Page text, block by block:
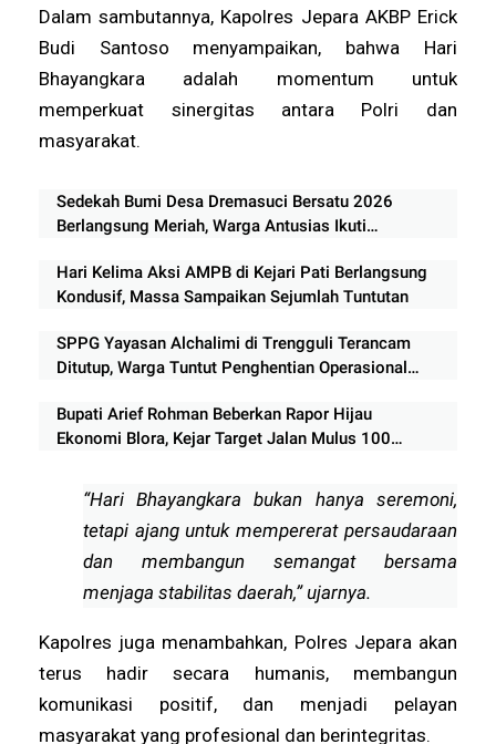
Dalam sambutannya, Kapolres Jepara AKBP Erick
Budi Santoso menyampaikan, bahwa Hari
Bhayangkara adalah momentum untuk
memperkuat sinergitas antara Polri dan
masyarakat.
Sedekah Bumi Desa Dremasuci Bersatu 2026
Berlangsung Meriah, Warga Antusias Ikuti
Hari Kelima Aksi AMPB di Kejari Pati Berlangsung
Kondusif, Massa Sampaikan Sejumlah Tuntutan
SPPG Yayasan Alchalimi di Trengguli Terancam
Ditutup, Warga Tuntut Penghentian Operasional
Bupati Arief Rohman Beberkan Rapor Hijau
Ekonomi Blora, Kejar Target Jalan Mulus 100
“Hari Bhayangkara bukan hanya seremoni,
tetapi ajang untuk mempererat persaudaraan
dan membangun semangat bersama
menjaga stabilitas daerah,” ujarnya.
Kapolres juga menambahkan, Polres Jepara akan
terus hadir secara humanis, membangun
komunikasi positif, dan menjadi pelayan
masyarakat yang profesional dan berintegritas.